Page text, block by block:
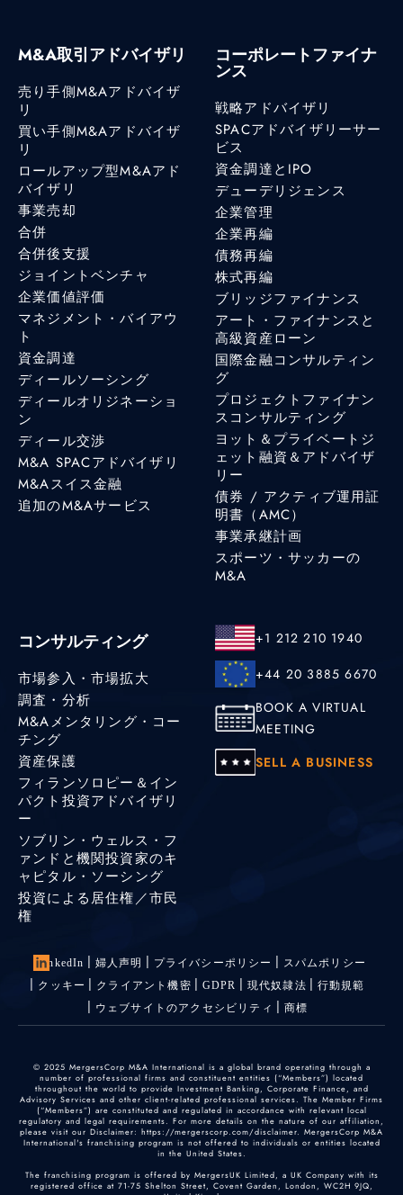
M&A取引アドバイザリ
売り手側M&Aアドバイザ
リ
買い手側M&Aアドバイザ
リ
ロールアップ型M&Aアド
バイザリ
事業売却
合併
合併後支援
ジョイントベンチャ
企業価値評価
マネジメント・バイアウ
ト
資金調達
ディールソーシング
ディールオリジネーショ
ン
ディール交渉
M&A SPACアドバイザリ
M&Aスイス金融
追加のM&Aサービス
コーポレートファイナ
ンス
戦略アドバイザリ
SPACアドバイザリーサー
ビス
資金調達とIPO
デューデリジェンス
企業管理
企業再編
債務再編
株式再編
ブリッジファイナンス
アート・ファイナンスと
高級資産ローン
国際金融コンサルティン
グ
プロジェクトファイナン
スコンサルティング
ヨット＆プライベートジ
ェット融資＆アドバイザ
リー
債券 / アクティブ運用証
明書（AMC）
事業承継計画
スポーツ・サッカーの
M&A
コンサルティング
市場参入・市場拡大
調査・分析
M&Aメンタリング・コー
チング
資産保護
フィランソロピー＆イン
パクト投資アドバイザリ
ー
ソブリン・ウェルス・フ
ァンドと機関投資家のキ
ャピタル・ソーシング
投資による居住権／市民
権
+1 212 210 1940
+44 20 3885 6670
BOOK A VIRTUAL
MEETING
SELL A BUSINESS
LinkedIn 婦人声明 プライバシーポリシー
スパムポリシー
クッキー
クライアント機密 GDPR 現代奴隷法
行動規範
ウェブサイトのアクセシビリティ
商標
© 2025 MergersCorp M&A International is a global brand operating through a
number of professional firms and constituent entities (“Members”) located
throughout the world to provide Investment Banking, Corporate Finance, and
Advisory Services and other client-related professional services. The Member Firms
(“Members”) are constituted and regulated in accordance with relevant local
regulatory and legal requirements. For more details on the nature of our affiliation,
please visit our Disclaimer: https://mergerscorp.com/disclaimer. MergersCorp M&A
International's franchising program is not offered to individuals or entities located
in the United States.
The franchising program is offered by MergersUK Limited, a UK Company with its
registered office at 71-75 Shelton Street, Covent Garden, London, WC2H 9JQ,